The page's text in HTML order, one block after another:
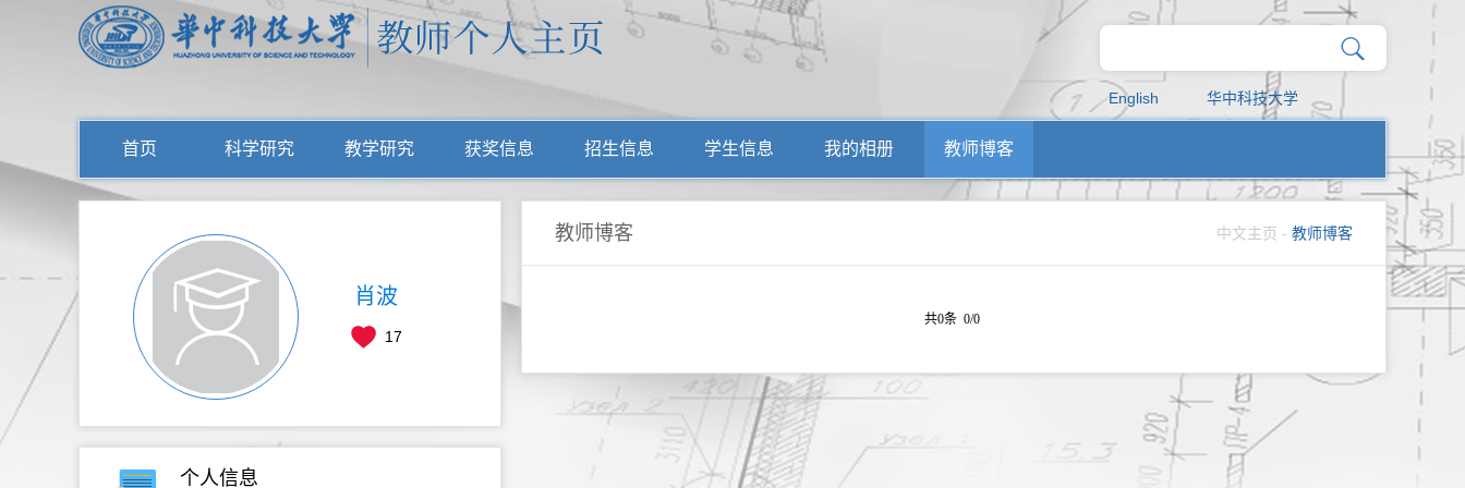
English 华中科技大学
首页 科学研究 教学研究 获奖信息 招生信息 学生信息 我的相册 教师博客
肖波
17
个人信息
教师博客 中文主页 - 教师博客
共0条 0/0